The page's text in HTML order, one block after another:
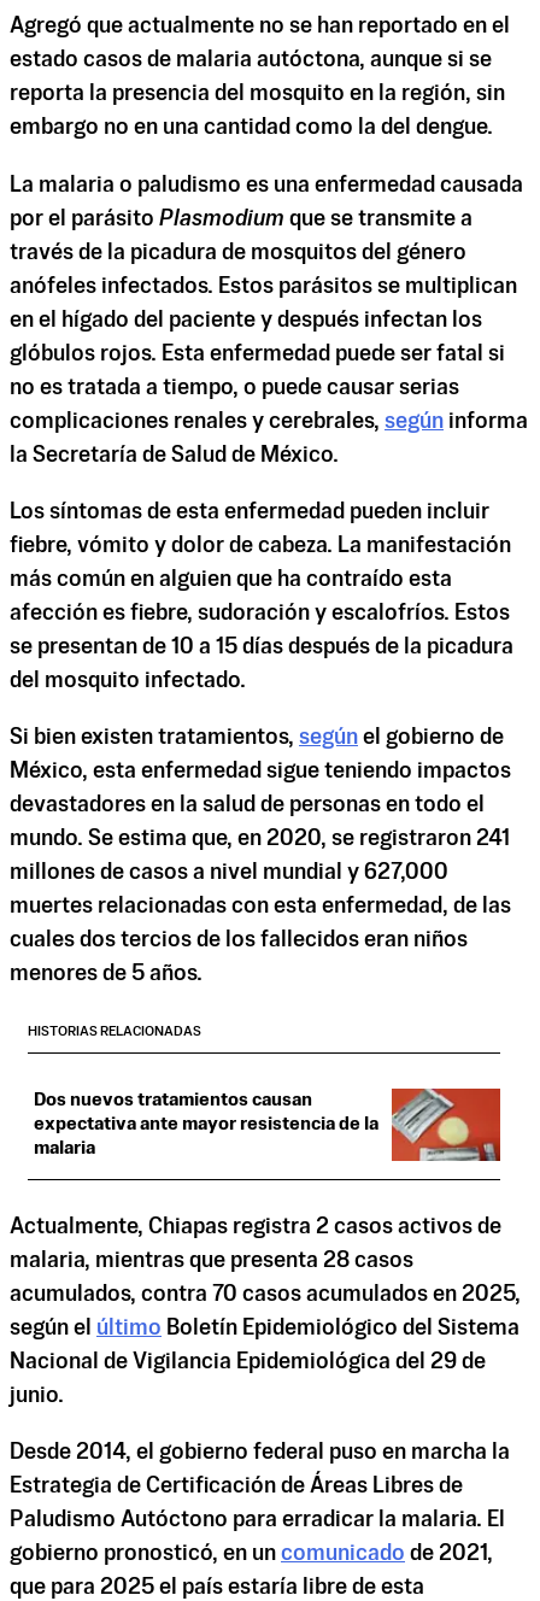
Agregó que actualmente no se han reportado en el
estado casos de malaria autóctona, aunque si se
reporta la presencia del mosquito en la región, sin
embargo no en una cantidad como la del dengue.
La malaria o paludismo es una enfermedad causada
por el parásito Plasmodium que se transmite a
través de la picadura de mosquitos del género
anófeles infectados. Estos parásitos se multiplican
en el hígado del paciente y después infectan los
glóbulos rojos. Esta enfermedad puede ser fatal si
no es tratada a tiempo, o puede causar serias
complicaciones renales y cerebrales, según informa
la Secretaría de Salud de México.
Los síntomas de esta enfermedad pueden incluir
fiebre, vómito y dolor de cabeza. La manifestación
más común en alguien que ha contraído esta
afección es fiebre, sudoración y escalofríos. Estos
se presentan de 10 a 15 días después de la picadura
del mosquito infectado.
Si bien existen tratamientos, según el gobierno de
México, esta enfermedad sigue teniendo impactos
devastadores en la salud de personas en todo el
mundo. Se estima que, en 2020, se registraron 241
millones de casos a nivel mundial y 627,000
muertes relacionadas con esta enfermedad, de las
cuales dos tercios de los fallecidos eran niños
menores de 5 años.
HISTORIAS RELACIONADAS
Dos nuevos tratamientos causan
expectativa ante mayor resistencia de la
malaria
Actualmente, Chiapas registra 2 casos activos de
malaria, mientras que presenta 28 casos
acumulados, contra 70 casos acumulados en 2025,
según el último Boletín Epidemiológico del Sistema
Nacional de Vigilancia Epidemiológica del 29 de
junio.
Desde 2014, el gobierno federal puso en marcha la
Estrategia de Certificación de Áreas Libres de
Paludismo Autóctono para erradicar la malaria. El
gobierno pronosticó, en un comunicado de 2021,
que para 2025 el país estaría libre de esta